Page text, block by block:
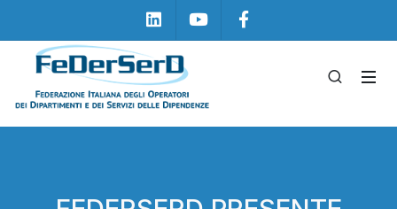
Linkedin Youtube